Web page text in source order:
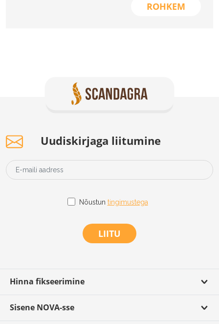
ROHKEM
Uudiskirjaga liitumine
Nõustun tingimustega
LIITU
Hinna fikseerimine
Sisene NOVA-sse